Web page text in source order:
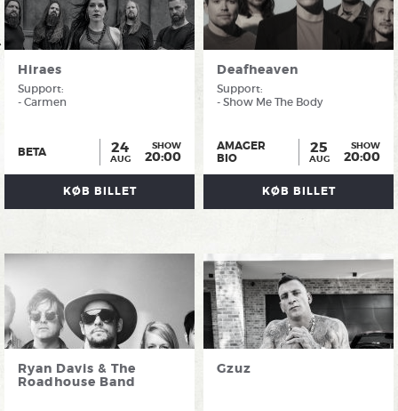
Hiraes
Support:
- Carmen
BETA 24
AUG
SHOW
20:00
KØB BILLET
Deafheaven
Support:
- Show Me The Body
AMAGER
BIO
25
AUG
SHOW
20:00
KØB BILLET
Ryan Davis & The
Roadhouse Band
Gzuz